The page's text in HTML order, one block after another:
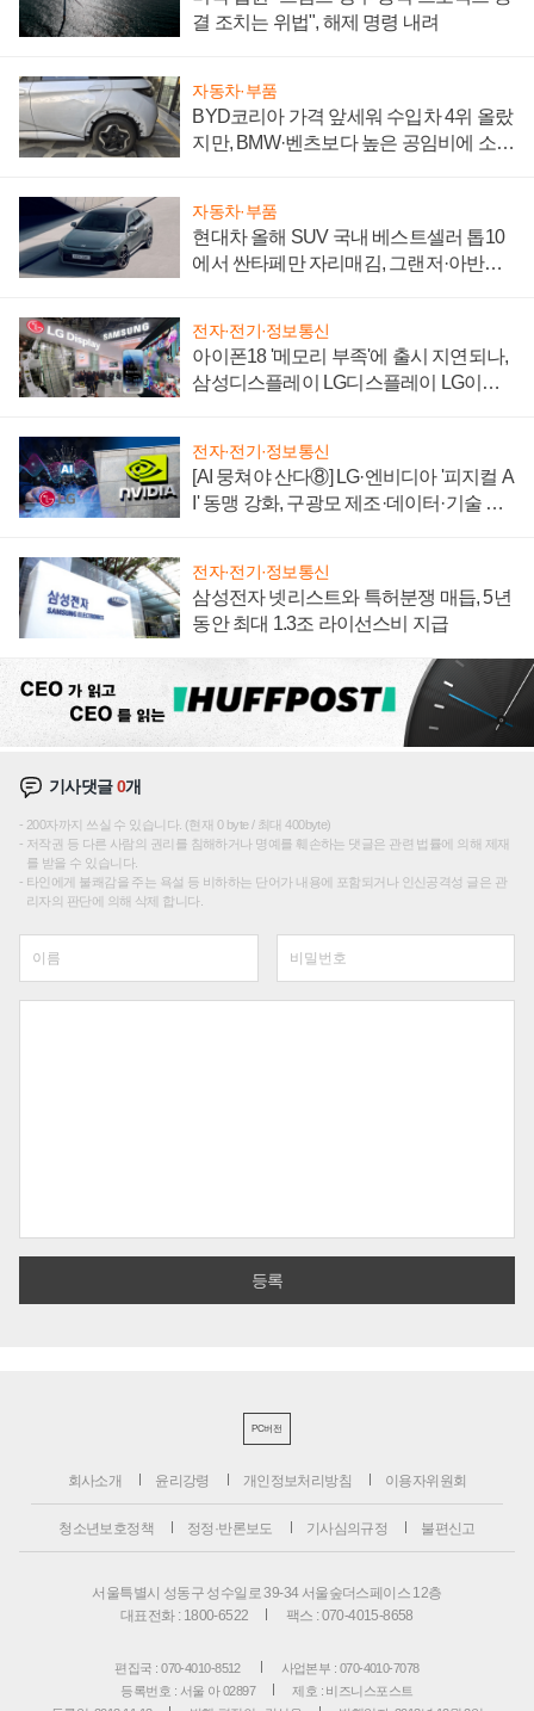
결 조치는 위법", 해제 명령 내려
자동차·부품
BYD코리아 가격 앞세워 수입차 4위 올랐
지만, BMW·벤츠보다 높은 공임비에 소비
자동차·부품
현대차 올해 SUV 국내 베스트셀러 톱10
에서 싼타페만 자리매김, 그랜저·아반떼
전자·전기·정보통신
아이폰18 '메모리 부족'에 출시 지연되나,
삼성디스플레이 LG디스플레이 LG이노
전자·전기·정보통신
[AI 뭉쳐야 산다⑧] LG·엔비디아 '피지컬 A
I' 동맹 강화, 구광모 제조·데이터·기술 결
전자·전기·정보통신
삼성전자 넷리스트와 특허분쟁 매듭, 5년
동안 최대 1.3조 라이선스비 지급
기사댓글0개
200자까지 쓰실 수 있습니다. (현재 0 byte / 최대 400byte)
저작권 등 다른 사람의 권리를 침해하거나 명예를 훼손하는 댓글은 관련 법률에 의해 제재
를 받을 수 있습니다.
타인에게 불쾌감을 주는 욕설 등 비하하는 단어가 내용에 포함되거나 인신공격성 글은 관
리자의 판단에 의해 삭제 합니다.
PC버전
회사소개 윤리강령 개인정보처리방침 이용자위원회
청소년보호정책 정정·반론보도 기사심의규정 불편신고
서울특별시 성동구 성수일로 39-34 서울숲더스페이스 12층
대표전화 : 1800-6522
팩스 : 070-4015-8658
편집국 : 070-4010-8512
사업본부 : 070-4010-7078
등록번호 : 서울 아 02897
제호 : 비즈니스포스트